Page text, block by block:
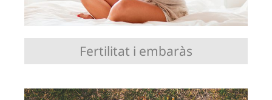
Fertilitat i embaràs